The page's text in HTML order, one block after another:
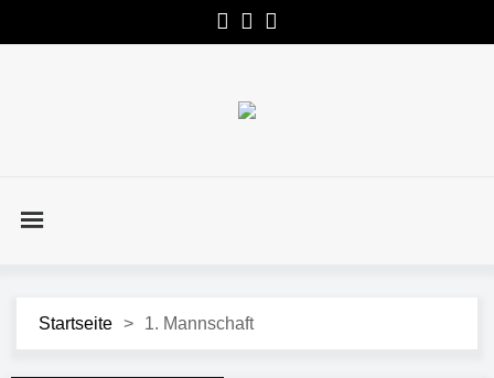
Startseite > 1. Mannschaft